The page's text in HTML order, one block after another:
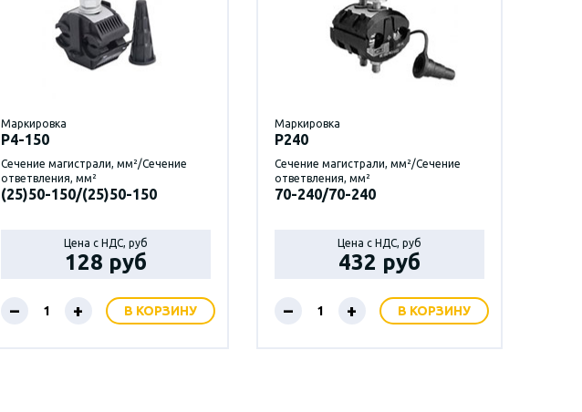
Маркировка
P4-150
Сечение магистрали, мм²/Сечение
ответвления, мм²
(25)50-150/(25)50-150
Цена с НДС, руб
128 руб
– + В КОРЗИНУ
Маркировка
P240
Сечение магистрали, мм²/Сечение
ответвления, мм²
70-240/70-240
Цена с НДС, руб
432 руб
– + В КОРЗИНУ